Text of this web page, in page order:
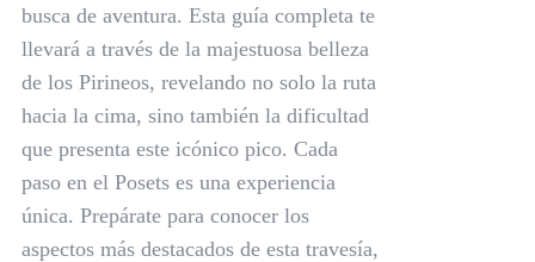
busca de aventura. Esta guía completa te
llevará a través de la majestuosa belleza
de los Pirineos, revelando no solo la ruta
hacia la cima, sino también la dificultad
que presenta este icónico pico. Cada
paso en el Posets es una experiencia
única. Prepárate para conocer los
aspectos más destacados de esta travesía,